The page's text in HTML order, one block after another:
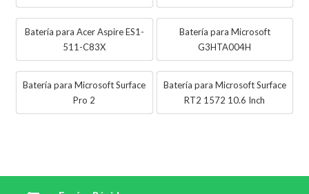
Batería para Acer Aspire ES1-
511-C83X
Batería para Microsoft
G3HTA004H
Batería para Microsoft Surface
Pro 2
Batería para Microsoft Surface
RT2 1572 10.6 Inch